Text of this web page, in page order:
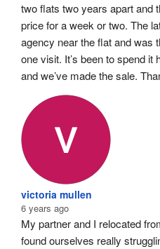
two flats two years apart and
price for a week or two. The
agency near the flat and was
one visit. It’s been to spend it
and we’ve made the sale.
victoria mullen
6 years ago
My partner and I relocated
found ourselves really